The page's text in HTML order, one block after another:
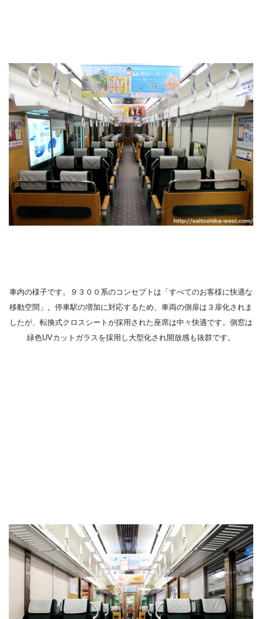
車内の様子です。９３００系のコンセプトは「すべてのお客様に快適な
移動空間」。停車駅の増加に対応するため、車両の側扉は３扉化されま
したが、転換式クロスシートが採用された座席は中々快適です。側窓は
緑色UVカットガラスを採用し大型化され開放感も抜群です。